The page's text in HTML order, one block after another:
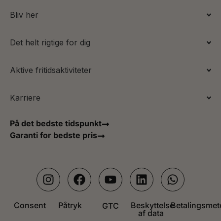
Bliv her
Det helt rigtige for dig
Aktive fritidsaktiviteter
Karriere
På det bedste tidspunkt
Garanti for bedste pris
Consent Påtryk GTC
Beskyttelse
af data